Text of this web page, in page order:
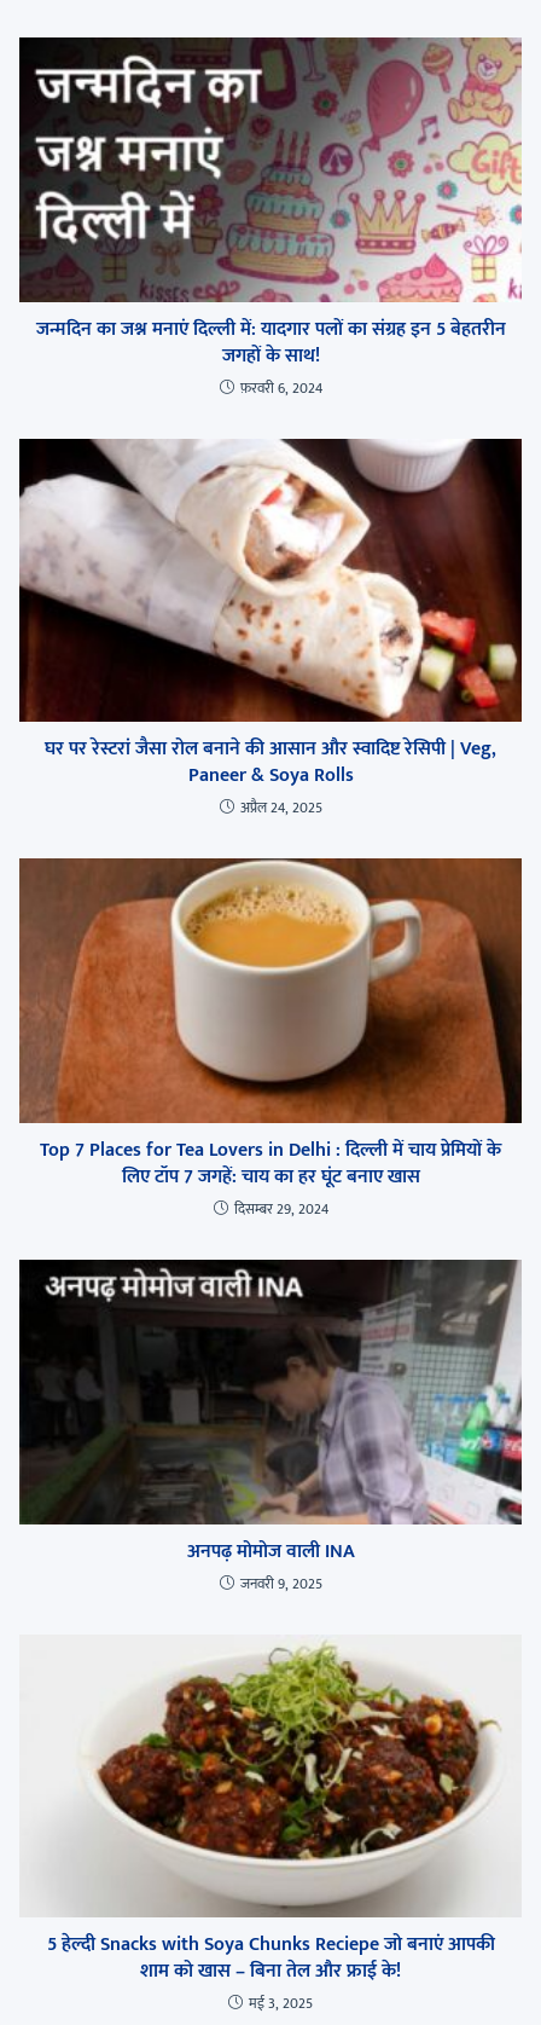
जन्मदिन का जश्न मनाएं दिल्ली में: यादगार पलों का संग्रह इन 5 बेहतरीन
जगहों के साथ!
फ़रवरी 6, 2024
घर पर रेस्टरां जैसा रोल बनाने की आसान और स्वादिष्ट रेसिपी | Veg,
Paneer & Soya Rolls
अप्रैल 24, 2025
Top 7 Places for Tea Lovers in Delhi : दिल्ली में चाय प्रेमियों के
लिए टॉप 7 जगहें: चाय का हर घूंट बनाए खास
दिसम्बर 29, 2024
अनपढ़ मोमोज वाली INA
जनवरी 9, 2025
5 हेल्दी Snacks with Soya Chunks Reciepe जो बनाएं आपकी
शाम को खास – बिना तेल और फ्राई के!
मई 3, 2025